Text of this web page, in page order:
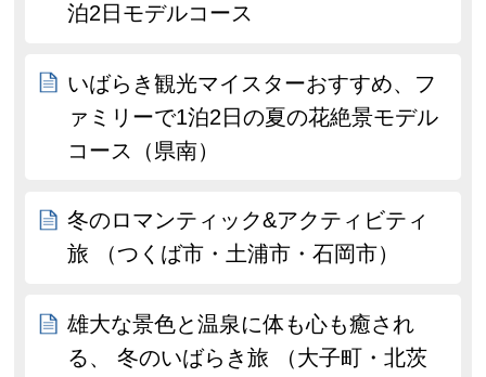
泊2日モデルコース
いばらき観光マイスターおすすめ、フ
ァミリーで1泊2日の夏の花絶景モデル
コース（県南）
冬のロマンティック&アクティビティ
旅 （つくば市・土浦市・石岡市）
雄大な景色と温泉に体も心も癒され
る、 冬のいばらき旅 （大子町・北茨